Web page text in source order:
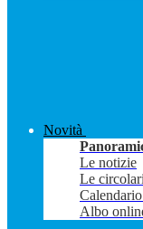
Novità
Le notizie
Le circolari
Albo